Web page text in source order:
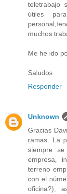
teletrabajo
útiles
muchos
Me he ido
Saludos
Responder
Unknown
Gracias
ramas. La
siempre
empresa,
terreno
con el
oficina?),